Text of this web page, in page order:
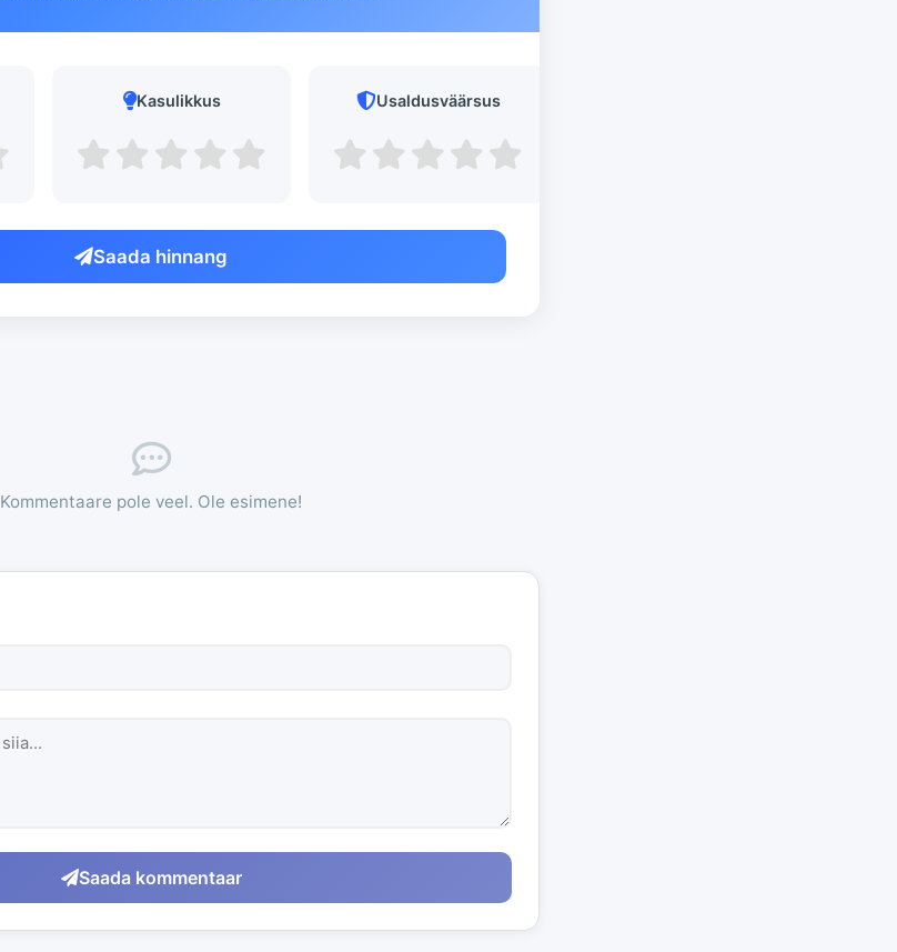
Kasulikkus Usaldusväärsus
Saada hinnang
Kommentaare pole veel. Ole esimene!
Saada kommentaar